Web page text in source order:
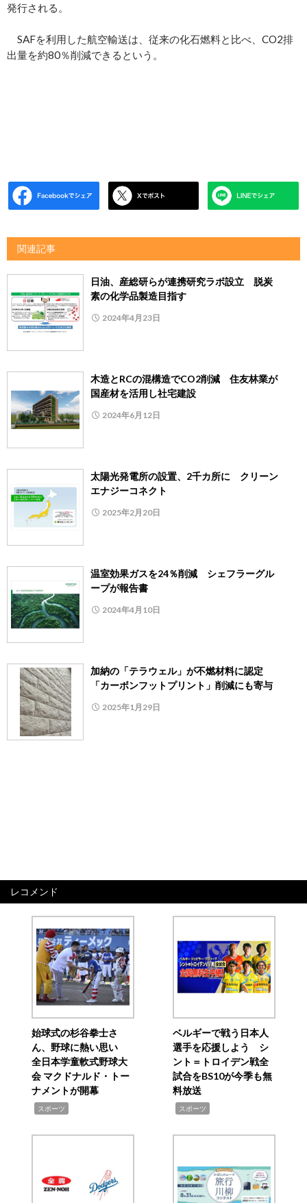
発行される。
SAFを利用した航空輸送は、従来の化石燃料と比べ、CO2排
出量を約80％削減できるという。
関連記事
日油、産総研らが連携研究ラボ設立 脱炭
素の化学品製造目指す
2024年4月23日
木造とRCの混構造でCO2削減 住友林業が
国産材を活用し社宅建設
2024年6月12日
太陽光発電所の設置、2千カ所に クリーン
エナジーコネクト
2025年2月20日
温室効果ガスを24％削減 シェフラーグル
ープが報告書
2024年4月10日
加納の「テラウェル」が不燃材料に認定
「カーボンフットプリント」削減にも寄与
2025年1月29日
レコメンド
始球式の杉谷拳士さ
ん、野球に熱い思い
全日本学童軟式野球大
会 マクドナルド・トー
ナメントが開幕
スポーツ
ベルギーで戦う日本人
選手を応援しよう シ
ント＝トロイデン戦全
試合をBS10が今季も無
料放送
スポーツ